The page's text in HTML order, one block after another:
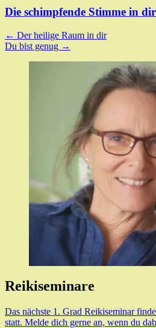
Die schimpfende Stimme in dir
Post
navigation
← Der heilige Raum in dir
Du bist genug →
Reikiseminare
Das nächste 1. Grad Reikiseminar
statt. Melde dich gerne an, wenn du